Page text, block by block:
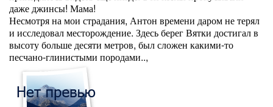
даже джинсы! Мама!
Несмотря на мои страдания, Антон времени даром не терял
и исследовал месторождение. Здесь берег Вятки достигал в
высоту больше десяти метров, был сложен какими-то
песчано-глинистыми породами..,